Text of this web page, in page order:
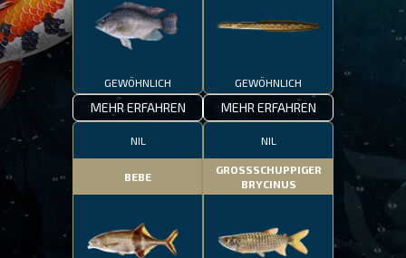
GEWÖHNLICH
MEHR ERFAHREN
GEWÖHNLICH
MEHR ERFAHREN
NIL
BEBE
NIL
GROSSSCHUPPIGER
BRYCINUS